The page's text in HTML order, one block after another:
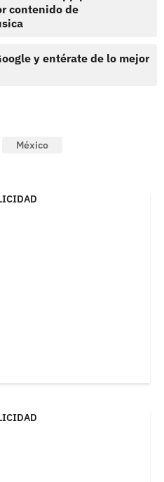
contenido de
y entérate de lo mejor
México